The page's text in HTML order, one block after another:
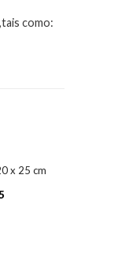
como:
x 25 cm